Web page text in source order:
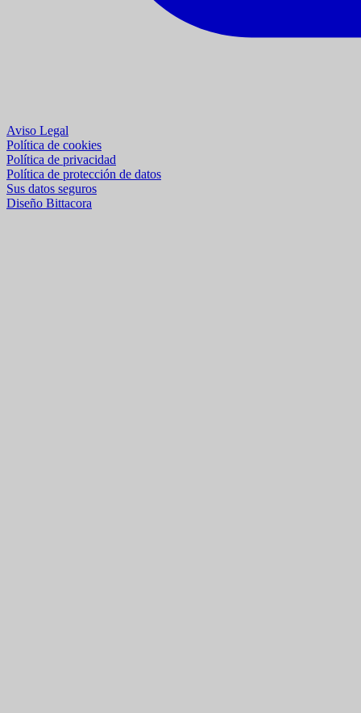
Aviso Legal
Política de cookies
Política de privacidad
Política de protección de datos
Sus datos seguros
Diseño Bittacora